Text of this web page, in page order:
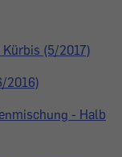
(5/2017)
2016)
- Halb